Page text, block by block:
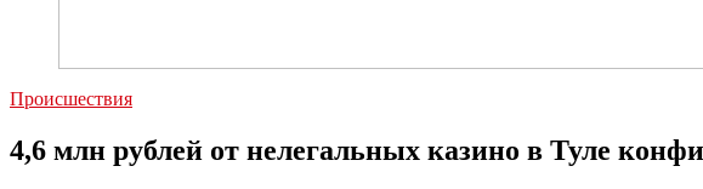
Происшествия
4,6 млн рублей от нелегальных казино в Туле